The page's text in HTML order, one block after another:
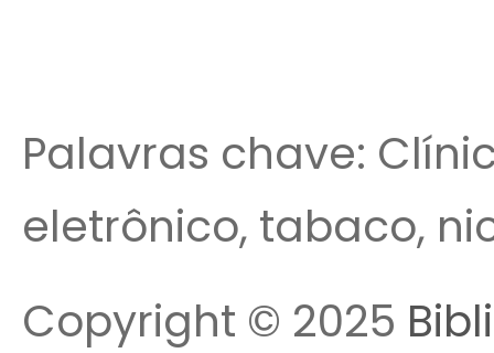
Palavras chave:
eletrônico, tabaco,
Copyright © 2025